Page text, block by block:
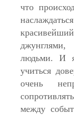
что
людьми. И
учиться
очень
между